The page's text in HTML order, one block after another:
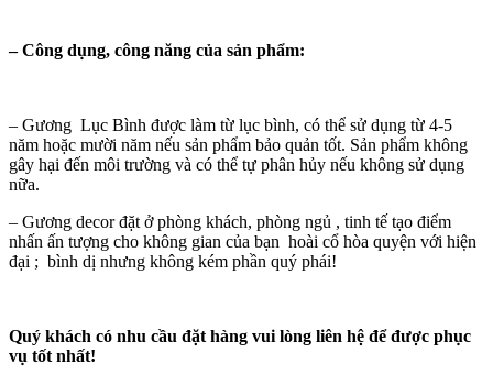
–Công dụng, công năng của sản phẩm:
– Gương Lục Bình được làm từ lục bình, có thể sử dụng từ 4-5
năm hoặc mười năm nếu sản phẩm bảo quản tốt. Sản phẩm không
gây hại đến môi trường và có thể tự phân hủy nếu không sử dụng
nữa.
– Gương decor đặt ở phòng khách, phòng ngủ , tinh tế tạo điểm
nhấn ấn tượng cho không gian của bạn hoài cổ hòa quyện với hiện
đại ; bình dị nhưng không kém phần quý phái!
Quý khách có nhu cầu đặt hàng vui lòng liên hệ để được phục
vụ tốt nhất!